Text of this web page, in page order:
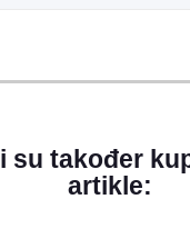
su također
artikle: